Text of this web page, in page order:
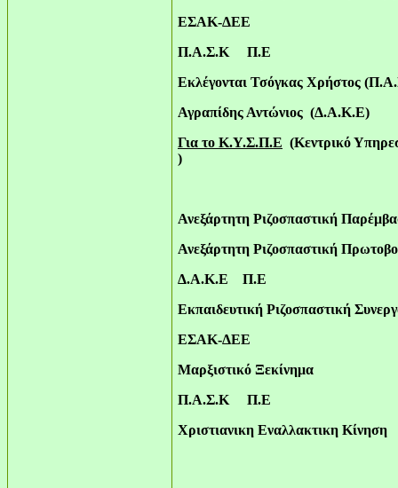
ΕΣΑΚ-ΔΕΕ :
Π.Α.Σ.Κ Π.Ε :
Εκλέγονται Τσόγκας Χρήστος
Αγραπίδης Αντώνιος (Δ.Α.Κ.Ε)
Για το Κ.Υ.Σ.Π.Ε (Κεντρικό
)
Ανεξάρτητη Ριζοσπαστική
Ανεξάρτητη Ριζοσπαστική
Δ.Α.Κ.Ε Π.Ε :
Εκπαιδευτική Ριζοσπαστική
ΕΣΑΚ-ΔΕΕ :
Μαρξιστικό Ξεκίνη
Π.Α.Σ.Κ Π.Ε
Χριστιανικη Εναλλακτικη